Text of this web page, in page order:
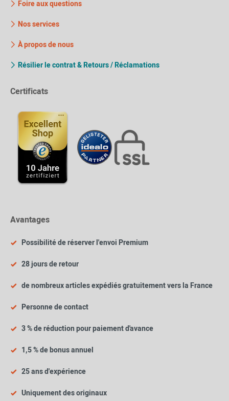
Foire aux questions
Nos services
À propos de nous
Résilier le contrat & Retours / Réclamations
Certificats
Avantages
Possibilité de réserver l'envoi Premium
28 jours de retour
de nombreux articles expédiés gratuitement vers la France
Personne de contact
3 % de réduction pour paiement d'avance
1,5 % de bonus annuel
25 ans d'expérience
Uniquement des originaux